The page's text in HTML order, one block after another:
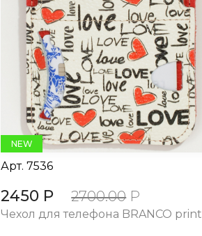
NEW
Арт. 7536
2450 Р 2700.00 Р
Чехол для телефона BRANCO print